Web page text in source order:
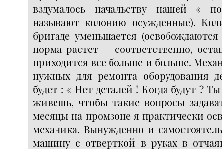
вздумалось начальству нашей «
называют колонию осужденные).
бригаде уменьшается
норма растет — соответственно,
приходится все больше и больше.
нужных для ремонта оборудования
будет : « Нет деталей ! Когда будут ?
живешь, чтобы такие вопросы
месяцы на промзоне я практически
механика. Вынужденно и
машину с отверткой в руках в